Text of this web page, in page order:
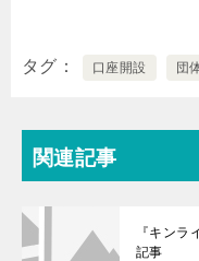
タグ 口座開設 団
関連記事
『キン
記事